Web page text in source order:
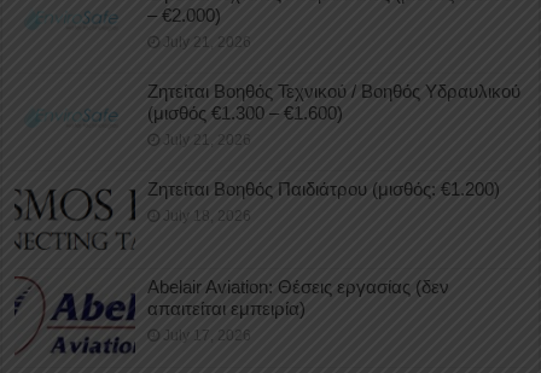
– €2.000)
July 21, 2026
Ζητείται Βοηθός Τεχνικού / Βοηθός Υδραυλικού
(μισθός €1.300 – €1.600)
July 21, 2026
Ζητείται Βοηθός Παιδιάτρου (μισθός: €1.200)
July 18, 2026
Abelair Aviation: Θέσεις εργασίας (δεν
απαιτείται εμπειρία)
July 17, 2026